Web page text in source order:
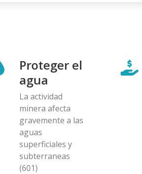
Proteger el
agua
La actividad
minera afecta
gravemente a las
aguas
superficiales y
subterraneas
(601)